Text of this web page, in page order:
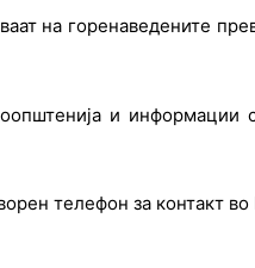
на горенаведените
и информации
телефон за контакт во